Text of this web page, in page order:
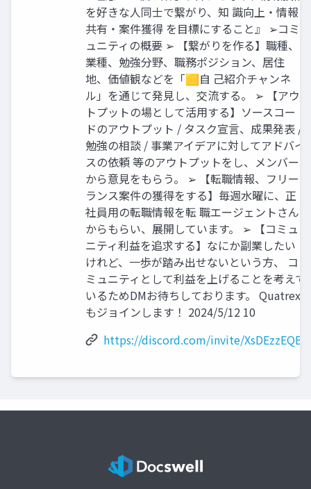
を好きな人同士で繋がり、知 識向上・情報
共有・案件獲得 を目標にすること』 ➢コミ
ュニティの概要 ➢ 【繋がりを作る】職種、
業種、勉強分野、職務ポジション、居住
地、価値観などを「🟨自 己紹介チャンネ
ル」を通じて発見し、交流する。 ➢ 【アウ
トプットの場として活用する】ソースコー
ドのアウトプット / タスク宣言、成果発表 /
勉強の相談 / 事業アイデアに対してアドバイ
スの依頼 等のアウトプットをし、メンバー
から意見をもらう。 ➢ 【転職情報、フリー
ランス案件の獲得をする】毎週水曜に、正
社員用の転職情報を転 職エージェントさん
からもらい、展開しています。 ➢ 【コミュ
ニティ利益を追求する】なにか副業したい
けれど、一歩が踏み出せないという方、 コ
ミュニティとして利益を上げることを考えて
いるためDMお待ちしております。 Quatrex
もジョインします！ 2024/5/12 10
https://discord.com/invite/XsDEzzEQBf